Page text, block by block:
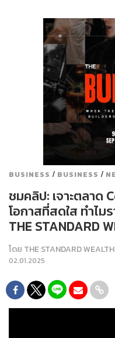
BUSINESS / BUSINESS /
ชมคลิป: เจาะตลาด
โอกาสที่สดใส ทำไม
THE STANDARD
โดย THE STANDARD WEALTH
02.01.2025